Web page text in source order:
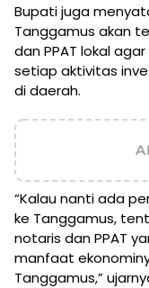
Bupati juga
Tanggamus akan
dan PPAT lokal
setiap aktivitas
di daerah.
“Kalau nanti ada
ke Tanggamus,
notaris dan PPAT
manfaat
Tanggamus,”